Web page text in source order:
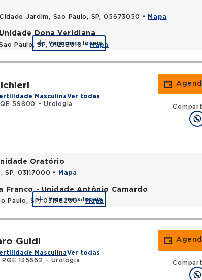
Jardim, Sao Paulo, SP, 05673050 • Mapa
Dona Veridiana
Paulo, SP, 01238010 •Mapa
Veja mais locais
MasculinaVer todas
59800 - Urologia
Oratório
SP, 03117000 • Mapa
Franco - Unidade Antônio Camardo
Paulo, SP, 03178200 •Mapa
Veja mais locais
Guidi
MasculinaVer todas
RQE 135662 - Urologia